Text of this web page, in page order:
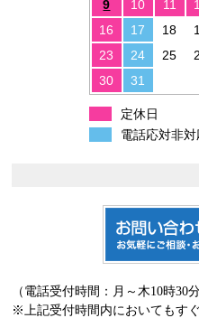
9 10 11
16
17 18
23
24 25
30
31
定休日
電話応対非対
（電話受付時間：月～木10時30
※上記受付時間内においてもす